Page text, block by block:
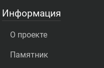
Информация
О проекте
Памятник